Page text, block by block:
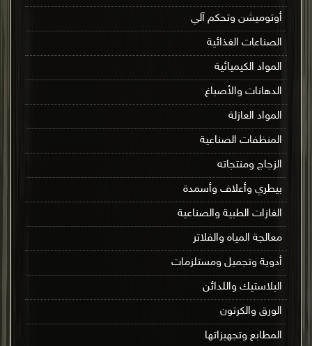
أوتوميشن وتحكم آلي
الصناعات الغذائية
المواد الكيميائية
الدهانات والأصباغ
المواد العازلة
المنظفات الصناعية
الزجاج ومنتجاته
بيطري وأعلاف وأسمدة
الغازات الطبية والصناعية
معالجة المياه والفلاتر
أدوية وتجميل ومستلزمات
البلاستيك واللدائن
الورق والكرتون
المطابع وتجهيزاتها